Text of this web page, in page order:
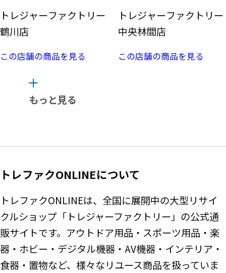
トレジャーファクトリー
鶴川店
この店舗の商品を見る
トレジャーファクトリー
中央林間店
この店舗の商品を見る
もっと見る
トレファクONLINEについて
トレファクONLINEは、全国に展開中の大型リサイ
クルショップ「トレジャーファクトリー」の公式通
販サイトです。アウトドア用品・スポーツ用品・楽
器・ホビー・デジタル機器・AV機器・インテリア・
食器・置物など、様々なリユース商品を扱っていま